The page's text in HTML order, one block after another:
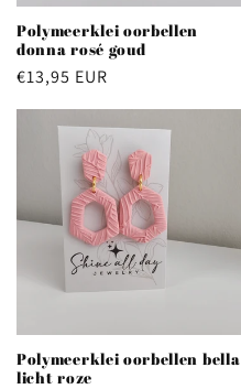
Polymeerklei oorbellen
donna rosé goud
Normale
€13,95 EUR
Polymeerklei oorbellen bella
licht roze